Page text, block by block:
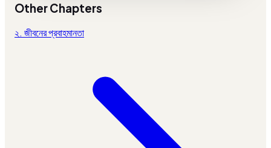
Other Chapters
২. জীবনের প্রবাহমানতা